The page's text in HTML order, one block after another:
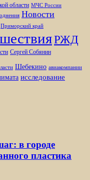
области МЧС России
Новости
Приморский край
РЖД
Сергей Собянин
Шебекино авиакомпании
исследование
в городе
пластика